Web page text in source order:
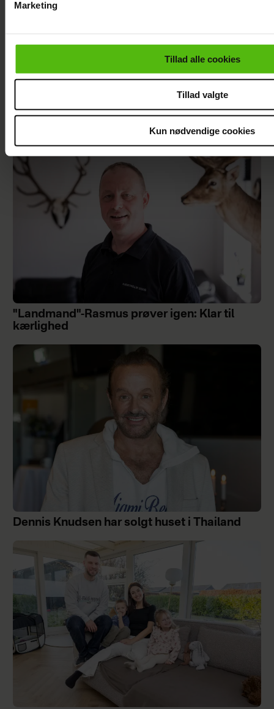
cookiepolitik.
Marketing
Tillad alle cookies
Tillad valgte
Kun nødvendige cookies
Asbjørn Riis er død
"Landmand"-Rasmus prøver igen: Klar til
kærlighed
Dennis Knudsen har solgt huset i Thailand